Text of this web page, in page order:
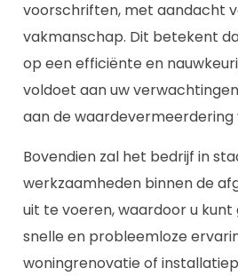
voorschriften, met aandacht
vakmanschap. Dit betekent
op een efficiënte en
voldoet aan uw
aan de waardevermeerdering
Bovendien zal het bedrijf in
werkzaamheden binnen de
uit te voeren, waardoor u
snelle en probleemloze
woningrenovatie of